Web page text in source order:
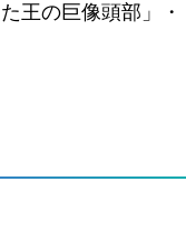
王の巨像頭部」・